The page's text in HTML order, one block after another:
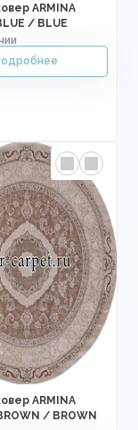
ARMINA
/ BLUE
ARMINA
/ BROWN